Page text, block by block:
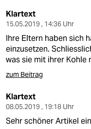
Klartext
15.05.2019 , 14:36 Uhr
Ihre Eltern haben sich
einzusetzen.
was sie mit ihrer Kohle
zum Beitrag
Klartext
08.05.2019 , 19:18 Uhr
Sehr schöner Artikel